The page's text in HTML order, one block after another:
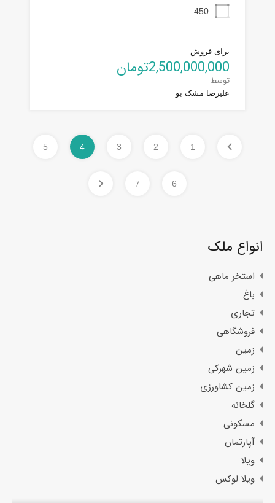
450
برای فروش
2,500,000,000تومان
توسط
علیرضا مشک بو
1
2
3
4
5
6
7
انواع ملک
استخر ماهی
باغ
تجاری
فروشگاهی
زمین
زمین شهرکی
زمین کشاورزی
گلخانه
مسکونی
آپارتمان
ویلا
ویلا لوکس